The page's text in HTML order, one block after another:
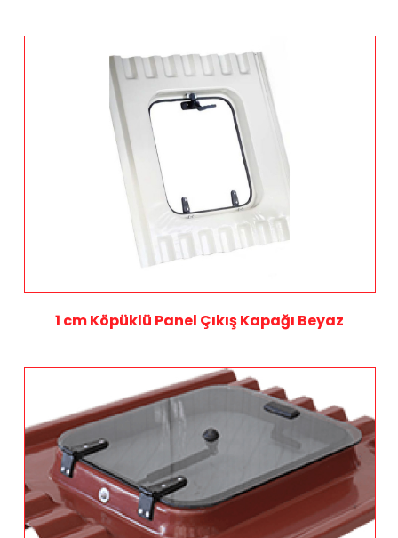
1 cm Köpüklü Panel Çıkış Kapağı Beyaz